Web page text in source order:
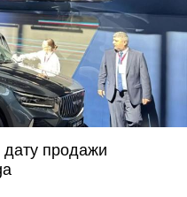
продажи